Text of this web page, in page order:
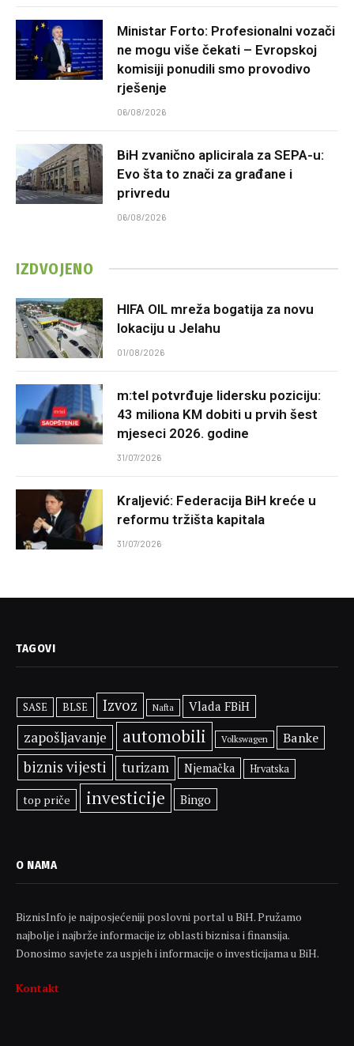
Ministar Forto: Profesionalni vozači
ne mogu više čekati – Evropskoj
komisiji ponudili smo provodivo
rješenje
06/08/2026
BiH zvanično aplicirala za SEPA-u:
Evo šta to znači za građane i
privredu
06/08/2026
IZDVOJENO
HIFA OIL mreža bogatija za novu
lokaciju u Jelahu
01/08/2026
m:tel potvrđuje lidersku poziciju:
43 miliona KM dobiti u prvih šest
mjeseci 2026. godine
31/07/2026
Kraljević: Federacija BiH kreće u
reformu tržišta kapitala
31/07/2026
TAGOVI
SASE BLSE Izvoz Nafta Vlada FBiH
zapošljavanje automobili Volkswagen Banke
biznis vijesti turizam Njemačka Hrvatska
top priče investicije Bingo
O NAMA
BiznisInfo je najposjećeniji poslovni portal u BiH. Pružamo
najbolje i najbrže informacije iz oblasti biznisa i finansija.
Donosimo savjete za uspjeh i informacije o investicijama u BiH.
Kontakt